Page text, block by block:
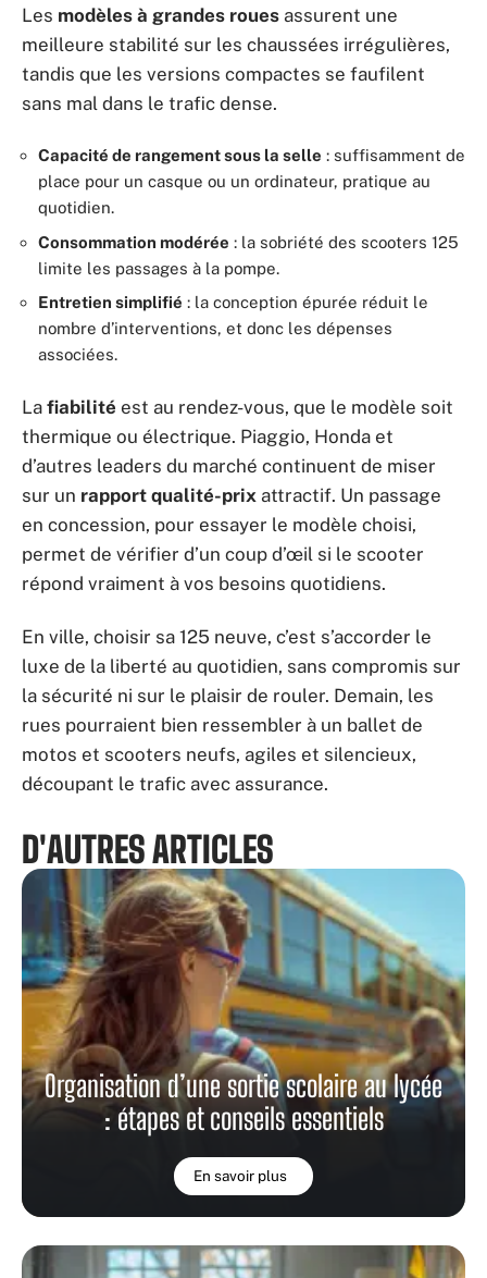
Les modèles à grandes roues assurent une
meilleure stabilité sur les chaussées irrégulières,
tandis que les versions compactes se faufilent
sans mal dans le trafic dense.
Capacité de rangement sous la selle : suffisamment de
place pour un casque ou un ordinateur, pratique au
quotidien.
Consommation modérée : la sobriété des scooters 125
limite les passages à la pompe.
Entretien simplifié : la conception épurée réduit le
nombre d’interventions, et donc les dépenses
associées.
La fiabilité est au rendez-vous, que le modèle soit
thermique ou électrique. Piaggio, Honda et
d’autres leaders du marché continuent de miser
sur un rapport qualité-prix attractif. Un passage
en concession, pour essayer le modèle choisi,
permet de vérifier d’un coup d’œil si le scooter
répond vraiment à vos besoins quotidiens.
En ville, choisir sa 125 neuve, c’est s’accorder le
luxe de la liberté au quotidien, sans compromis sur
la sécurité ni sur le plaisir de rouler. Demain, les
rues pourraient bien ressembler à un ballet de
motos et scooters neufs, agiles et silencieux,
découpant le trafic avec assurance.
D'AUTRES ARTICLES
Organisation d’une sortie scolaire au lycée
: étapes et conseils essentiels
En savoir plus